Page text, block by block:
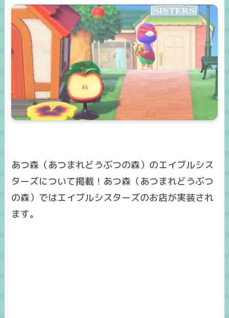
あつ森（あつまれどうぶつの森）のエイブルシス
ターズについて掲載！あつ森（あつまれどうぶつ
の森）ではエイブルシスターズのお店が実装され
ます。